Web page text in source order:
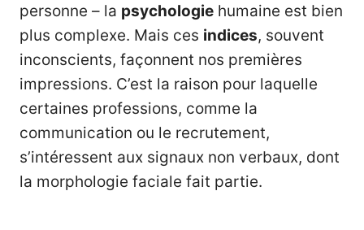
personne – la psychologie humaine est bien
plus complexe. Mais ces indices, souvent
inconscients, façonnent nos premières
impressions. C’est la raison pour laquelle
certaines professions, comme la
communication ou le recrutement,
s’intéressent aux signaux non verbaux, dont
la morphologie faciale fait partie.